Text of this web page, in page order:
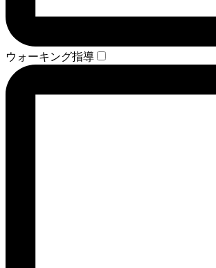
ウォーキング指導